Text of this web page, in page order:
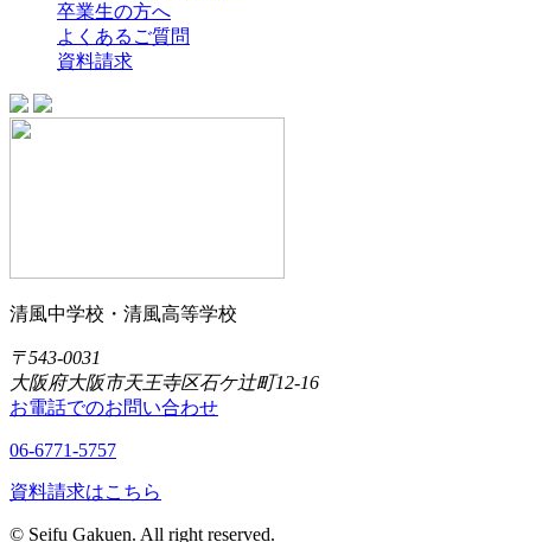
卒業生の方へ
よくあるご質問
資料請求
清風中学校・清風高等学校
〒543-0031
大阪府大阪市天王寺区石ケ辻町12-16
お電話でのお問い合わせ
06-6771-5757
資料請求はこちら
© Seifu Gakuen. All right reserved.